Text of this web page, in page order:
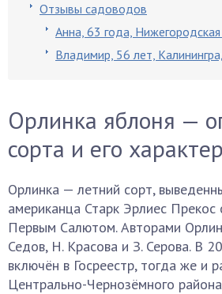
Отзывы садоводов
Анна, 63 года,
Владимир, 56 лет,
Орлинка яблоня —
сорта и его
Орлинка — летний сорт,
американца Старк Эрлиес Прекос
Первым Салютом. Авторами
Седов, Н. Красова и З. Серова. В
включён в Госреестр, тогда же и
Центрально-Чернозёмного